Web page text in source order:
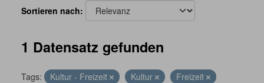
Sortieren nach
1 Datensatz gefunden
Tags: Kultur - Freizeit Kultur
Freizeit